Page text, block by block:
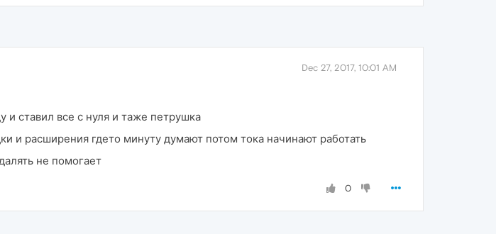
Dec 27, 2017, 10:01 AM
ставил все с нуля и таже петрушка
и расширения гдето минуту думают потом тока начинают работать
не помогает
0